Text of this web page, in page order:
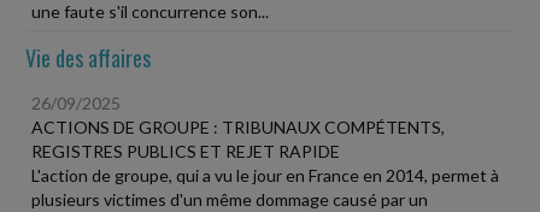
une faute s'il concurrence son...
Vie des affaires
26/09/2025
ACTIONS DE GROUPE : TRIBUNAUX COMPÉTENTS,
REGISTRES PUBLICS ET REJET RAPIDE
L'action de groupe, qui a vu le jour en France en 2014, permet à
plusieurs victimes d'un même dommage causé par un